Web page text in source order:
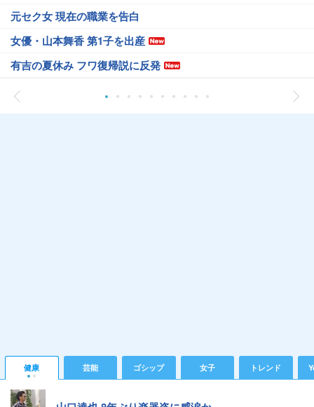
元セク女 現在の職業を告白
女優・山本舞香 第1子を出産
有吉の夏休み フワ復帰説に反発
健康 芸能 ゴシップ 女子 トレンド